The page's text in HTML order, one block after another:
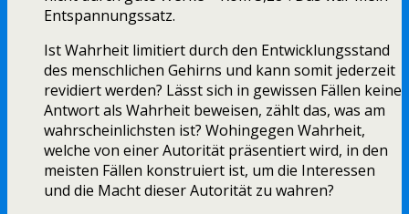
Entspannungssatz.
Ist Wahrheit limitiert durch den Entwicklungsstand
des menschlichen Gehirns und kann somit jederzeit
revidiert werden? Lässt sich in gewissen Fällen keine
Antwort als Wahrheit beweisen, zählt das, was am
wahrscheinlichsten ist? Wohingegen Wahrheit,
welche von einer Autorität präsentiert wird, in den
meisten Fällen konstruiert ist, um die Interessen
und die Macht dieser Autorität zu wahren?